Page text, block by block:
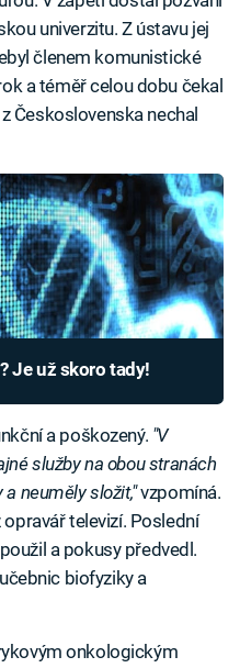
univerzitu. Z ústavu jej
členem komunistické
a téměř celou dobu čekal
Československa nechal
Je už skoro tady!
a poškozený. "V
služby na obou stranách
neuměly složit,"vzpomíná.
televizí. Poslední
a pokusy předvedl.
biofyziky a
onkologickým